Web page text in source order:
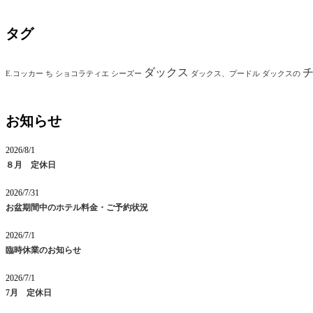
タグ
E.コッカー ち ショコラティエ シーズー ダックス ダックス、プードル ダックスの
お知らせ
2026/8/1
８月 定休日
2026/7/31
お盆期間中のホテル料金・ご予約状況
2026/7/1
臨時休業のお知らせ
2026/7/1
7月 定休日